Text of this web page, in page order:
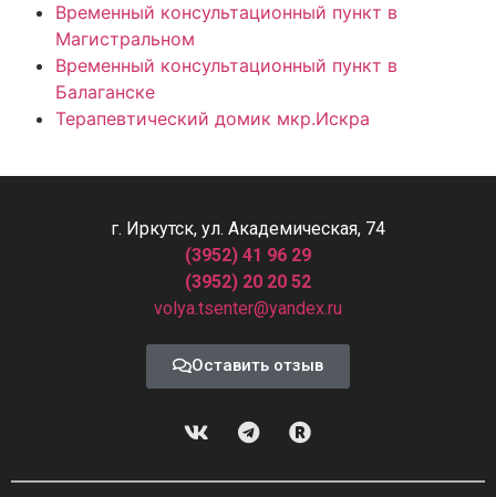
Временный консультационный пункт в
Магистральном
Временный консультационный пункт в
Балаганске
Терапевтический домик мкр.Искра
г. Иркутск, ул. Академическая, 74
(3952) 41 96 29
(3952) 20 20 52
volya.tsenter@yandex.ru
Оставить отзыв